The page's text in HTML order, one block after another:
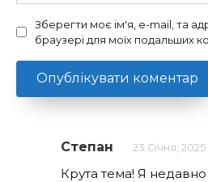
Зберегти моє ім'я, e-mail, та
браузері для моїх подальших
Степан 23 Січня,
Крута тема! Я недавно